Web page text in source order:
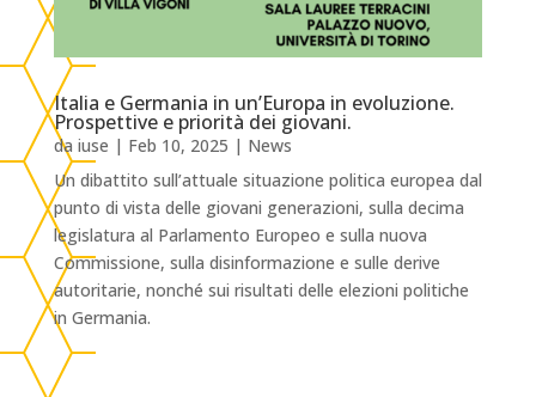
Italia e Germania in un’Europa in evoluzione.
Prospettive e priorità dei giovani.
da iuse | Feb 10, 2025 | News
Un dibattito sull’attuale situazione politica europea dal
punto di vista delle giovani generazioni, sulla decima
legislatura al Parlamento Europeo e sulla nuova
Commissione, sulla disinformazione e sulle derive
autoritarie, nonché sui risultati delle elezioni politiche
in Germania.